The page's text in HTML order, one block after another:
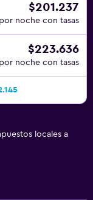
$201.237
por noche con tasas
$223.636
por noche con tasas
locales a